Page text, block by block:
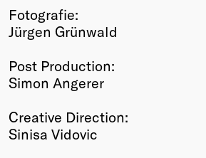
Fotografie:
Jürgen Grünwald
Post Production:
Simon Angerer
Creative Direction:
Sinisa Vidovic